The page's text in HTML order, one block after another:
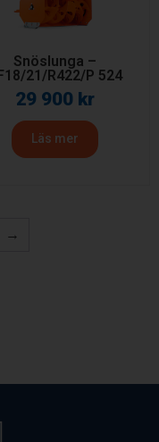
Snöslunga –
21/R422/P 524
29 900 kr
Läs mer
→